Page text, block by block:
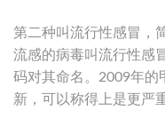
第二种叫流行性感冒，
流感的病毒叫流行性感
码对其命名。2009年的
新，可以称得上是更严